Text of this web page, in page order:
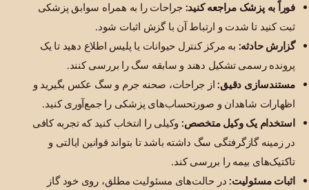
فوراً به پزشک مراجعه کنید: جراحات را به همراه سوابق پزشکی
ثبت کنید تا شدت و ارتباط آن با گزش اثبات شود.
گزارش حادثه: به مرکز کنترل حیوانات یا پلیس اطلاع دهید تا یک
پرونده رسمی تشکیل دهند و سابقه سگ را بررسی کنند.
مستندسازی دقیق:از جراحات، صحنه جرم و سگ عکس بگیرید و
اظهارات شاهدان و صورتحساب‌های پزشکی را جمع‌آوری کنید.
استخدام یک وکیل متخصص: وکیلی را انتخاب کنید که تجربه کافی
در زمینه گازگرفتگی سگ داشته باشد تا بتواند قوانین ایالتی و
تاکتیک‌های بیمه را بررسی کند.
اثبات مسئولیت:در حالت‌های مسئولیت مطلق، روی خود گاز